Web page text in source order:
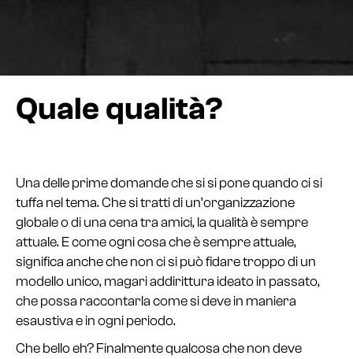
Quale qualità?
Una delle prime domande che si si pone quando ci si
tuffa nel tema. Che si tratti di un’organizzazione
globale o di una cena tra amici, la qualità è sempre
attuale. E come ogni cosa che è sempre attuale,
significa anche che non ci si può fidare troppo di un
modello unico, magari addirittura ideato in passato,
che possa raccontarla come si deve in maniera
esaustiva e in ogni periodo.
Che bello eh? Finalmente qualcosa che non deve